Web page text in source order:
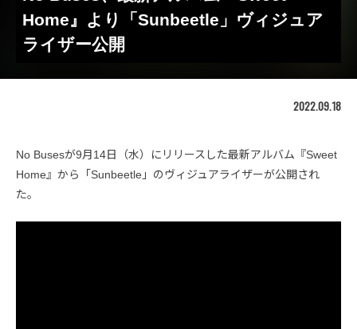
Home』より「Sunbeetle」ヴィジュア
ライザー公開
2022.09.18
No Busesが9月14日（水）にリリースした最新アルバム『Sweet
Home』から「Sunbeetle」のヴィジュアライザーが公開され
た。